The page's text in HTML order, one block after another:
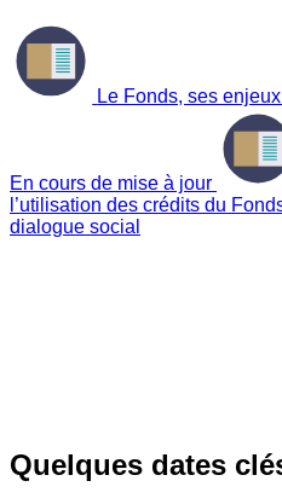
Le Fonds, ses
En cours de mise à jour
l’utilisation des crédits du
dialogue social
Quelques dates